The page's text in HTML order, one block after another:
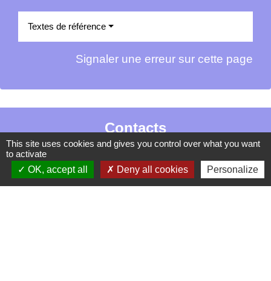
Textes de référence
Signaler une erreur sur cette page
Contacts
La Garde-Adhémar
25, rue Pauline de Simiane
26700 La Garde-Adhémar - FRANCE
This site uses cookies and gives you control over what you want
to activate
OK, accept all
Deny all cookies Personalize